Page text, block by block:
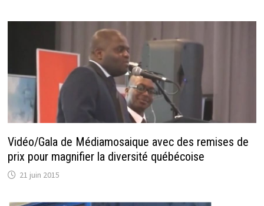
Vidéo/Gala de Médiamosaique avec des remises de
prix pour magnifier la diversité québécoise
21 juin 2015